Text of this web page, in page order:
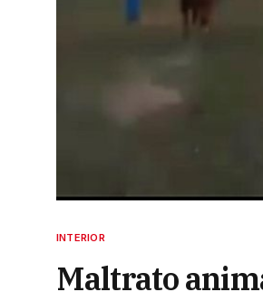
INTERIOR
Maltrato